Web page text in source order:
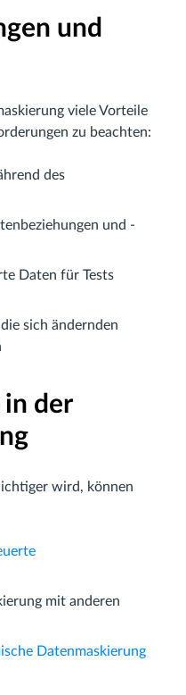
und
viele Vorteile
zu beachten:
des
und -
Daten für Tests
sich ändernden
der
wird, können
mit anderen
Datenmaskierung